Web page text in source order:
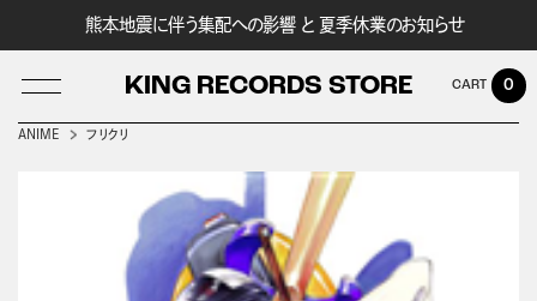
熊本地震に伴う集配への影響 と 夏季休業のお知らせ
KING RECORDS STORE 0
ANIME フリクリ